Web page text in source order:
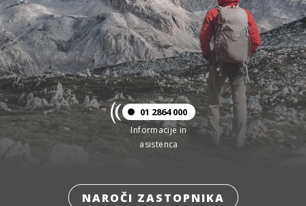
01 2864 000
Informacije in
asistenca
NAROČI ZASTOPNIKA